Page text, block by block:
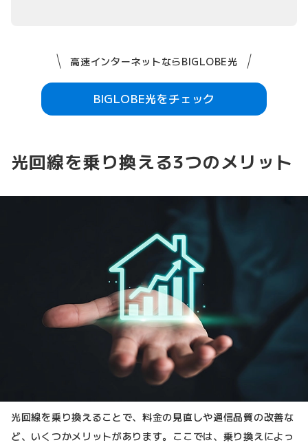
高速インターネットならBIGLOBE光
BIGLOBE光をチェック
光回線を乗り換える3つのメリット
光回線を乗り換えることで、料金の見直しや通信品質の改善な
ど、いくつかメリットがあります。ここでは、乗り換えによっ